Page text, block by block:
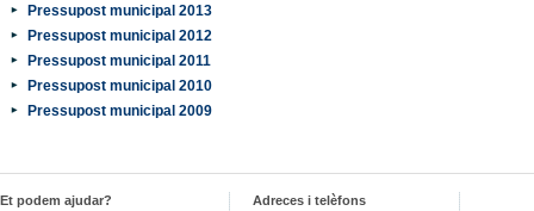
Pressupost municipal 2013
Pressupost municipal 2012
Pressupost municipal 2011
Pressupost municipal 2010
Pressupost municipal 2009
Et podem ajudar?
Adreces i telèfons